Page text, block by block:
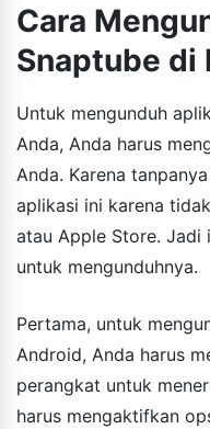
Cara
Snaptube di
Untuk mengunduh
Anda, Anda harus
Anda. Karena
aplikasi ini karena
atau Apple Store. Jadi
untuk mengunduhnya.
Pertama, untuk
Android, Anda harus
perangkat untuk
harus mengaktifkan